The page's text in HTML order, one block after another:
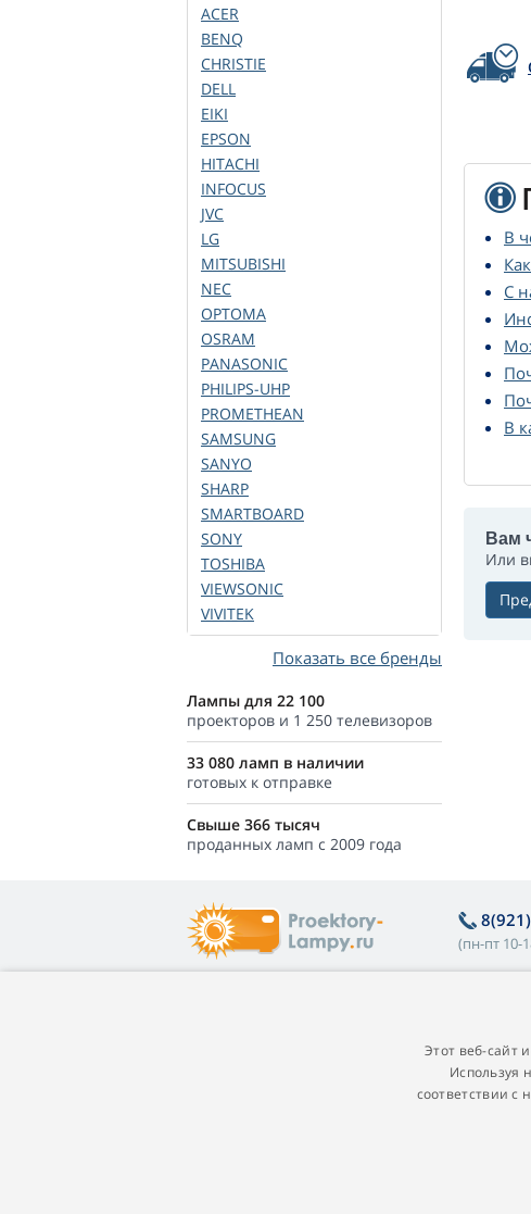
В
С
В
Вам
Или
ACER
BENQ
CHRISTIE
DELL
EIKI
EPSON
HITACHI
INFOCUS
JVC
LG
MITSUBISHI
NEC
OPTOMA
OSRAM
PANASONIC
PHILIPS-UHP
PROMETHEAN
SAMSUNG
SANYO
SHARP
SMARTBOARD
SONY
TOSHIBA
VIEWSONIC
VIVITEK
Показать все бренды
Лампы для 22 100
проекторов и 1 250 телевизоров
33 080 ламп в наличии
готовых к отправке
Свыше 366 тысяч
проданных ламп с 2009 года
(пн-пт 10-
О
Этот веб-сайт
Используя
соответствии